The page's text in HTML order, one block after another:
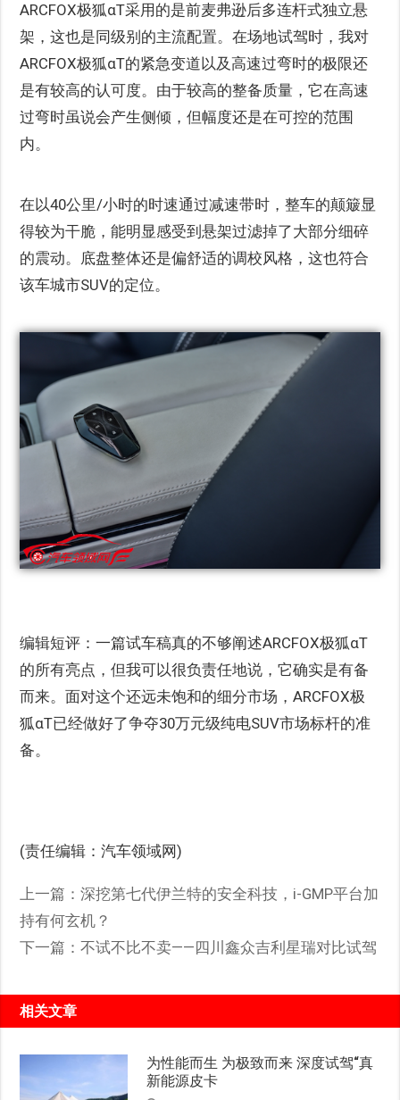
ARCFOX极狐αT采用的是前麦弗逊后多连杆式独立悬
架，这也是同级别的主流配置。在场地试驾时，我对
ARCFOX极狐αT的紧急变道以及高速过弯时的极限还
是有较高的认可度。由于较高的整备质量，它在高速
过弯时虽说会产生侧倾，但幅度还是在可控的范围
内。
在以40公里/小时的时速通过减速带时，整车的颠簸显
得较为干脆，能明显感受到悬架过滤掉了大部分细碎
的震动。底盘整体还是偏舒适的调校风格，这也符合
该车城市SUV的定位。
编辑短评：一篇试车稿真的不够阐述ARCFOX极狐αT
的所有亮点，但我可以很负责任地说，它确实是有备
而来。面对这个还远未饱和的细分市场，ARCFOX极
狐αT已经做好了争夺30万元级纯电SUV市场标杆的准
备。
(责任编辑：汽车领域网)
上一篇：深挖第七代伊兰特的安全科技，i-GMP平台加
持有何玄机？
下一篇：不试不比不卖——四川鑫众吉利星瑞对比试驾
相关文章
为性能而生 为极致而来 深度试驾“真
新能源皮卡